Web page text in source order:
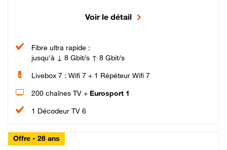
Voir le détail
Fibre ultra rapide :
jusqu'à ↓ 8 Gbit/s ↑ 8 Gbit/s
Livebox 7 : Wifi 7 + 1 Répéteur Wifi 7
200 chaînes TV + Eurosport 1
1 Décodeur TV 6
Offre - 26 ans